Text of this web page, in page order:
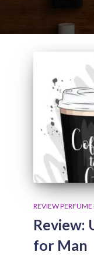
REVIEW
Review:
for Man